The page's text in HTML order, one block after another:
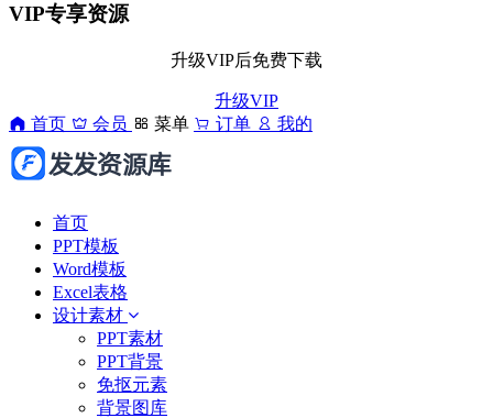
VIP专享资源
升级VIP后免费下载
升级VIP
首页
会员 菜单 订单 我的
首页
PPT模板
Word模板
Excel表格
设计素材
PPT素材
PPT背景
免抠元素
背景图库